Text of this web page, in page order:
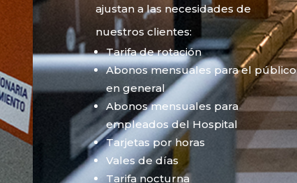
ajustan a las necesidades de
nuestros clientes:
Tarifa de rotación
Abonos mensuales para el público
en general
Abonos mensuales para
empleados del Hospital
Tarjetas por horas
Vales de días
Tarifa nocturna